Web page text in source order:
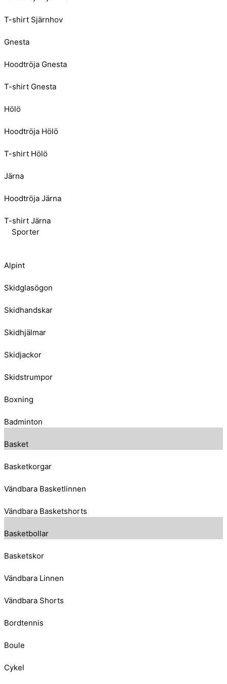
T-shirt Sjärnhov
Gnesta
Hoodtröja Gnesta
T-shirt Gnesta
Hölö
Hoodtröja Hölö
T-shirt Hölö
Järna
Hoodtröja Järna
T-shirt Järna
Sporter
Alpint
Skidglasögon
Skidhandskar
Skidhjälmar
Skidjackor
Skidstrumpor
Boxning
Badminton
Basket
Basketkorgar
Vändbara Basketlinnen
Vändbara Basketshorts
Basketbollar
Basketskor
Vändbara Linnen
Vändbara Shorts
Bordtennis
Boule
Cykel